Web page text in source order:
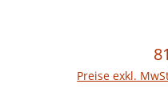
Preise exkl.
In